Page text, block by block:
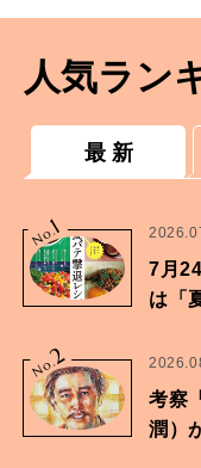
人気ラン
最 新
No.
1
7月
は「
No.2
考察
潤）